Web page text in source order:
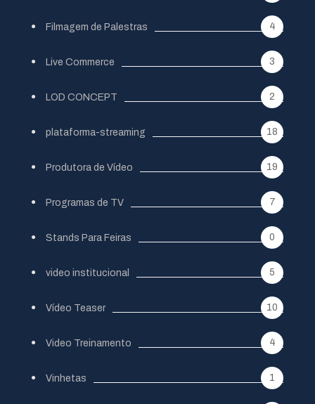
Filmagem de Palestras 4
Live Commerce 3
LOD CONCEPT 2
plataforma-streaming 18
Produtora de Vídeo 19
Programas de TV 7
Stands Para Feiras 0
video institucional 5
Vídeo Teaser 10
Video Treinamento 4
Vinhetas 1